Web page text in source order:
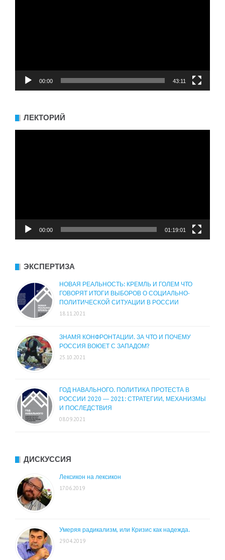
00:00 43:11
ЛЕКТОРИЙ
00:00 01:19:01
ЭКСПЕРТИЗА
НОВАЯ РЕАЛЬНОСТЬ: КРЕМЛЬ И ГОЛЕМ ЧТО
ГОВОРЯТ ИТОГИ ВЫБОРОВ О СОЦИАЛЬНО-
ПОЛИТИЧЕСКОЙ СИТУАЦИИ В РОССИИ
18.11.2021
ЗНАМЯ КОНФРОНТАЦИИ. ЗА ЧТО И ПОЧЕМУ
РОССИЯ ВОЮЕТ С ЗАПАДОМ?
25.10.2021
ГОД НАВАЛЬНОГО. ПОЛИТИКА ПРОТЕСТА В
РОССИИ 2020 — 2021: СТРАТЕГИИ, МЕХАНИЗМЫ
И ПОСЛЕДСТВИЯ
08.09.2021
ДИСКУССИЯ
Лексикон на лексикон
17.06.2019
Умеряя радикализм, или Кризис как надежда.
29.04.2019